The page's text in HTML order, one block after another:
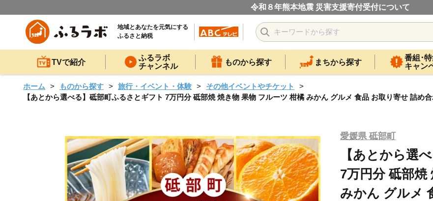
令和８年熊本地震 災害支援寄付受付について
地域とあなたを元気にする
ふるさと納税
TVで紹介
ふるラボ
チャンネル
ものから探す まちから探す
番組･
キャン
ホーム ものから探す 旅行・イベント・体験
その他イベントやチケット
【あとから選べる】砥部町ふるさとギフト 7万円分 砥部焼 焼き物 果物 フルーツ 柑橘 みかん グルメ 食品 お取り寄せ 詰め
愛媛県 砥部町
【あとから選
7万円分 砥部焼
みかん グルメ